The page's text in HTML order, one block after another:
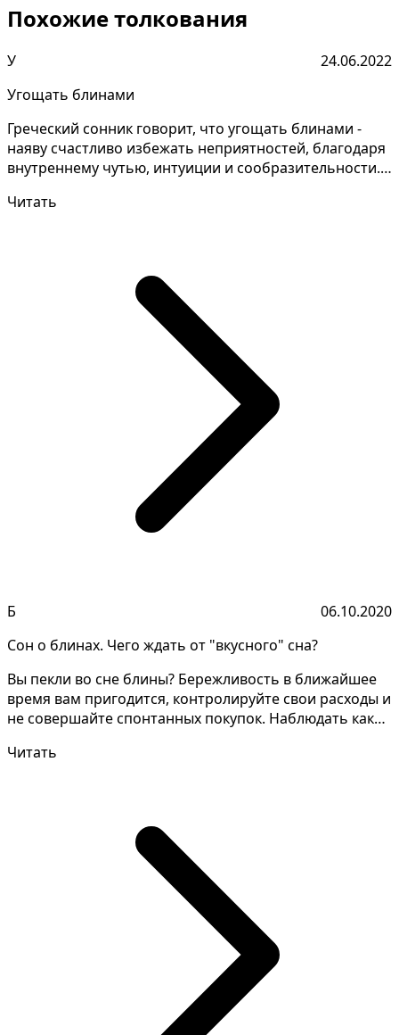
Похожие толкования
У
24.06.2022
Угощать блинами
Греческий сонник говорит, что угощать блинами -
наяву счастливо избежать неприятностей, благодаря
внутреннему чутью, интуиции и сообразительности.
Читать
Б
06.10.2020
Сон о блинах. Чего ждать от "вкусного" сна?
Вы пекли во сне блины? Бережливость в ближайшее
время вам пригодится, контролируйте свои расходы и
не совершайте спонтанных покупок. Наблюдать как
Читать